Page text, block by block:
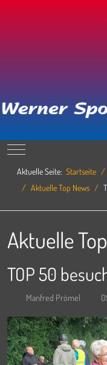
Mobile Menu Toggle
Aktuelle Seite: Startseite
Aktuelle Top News
Aktuelle
TOP 50
Manfred Prömel